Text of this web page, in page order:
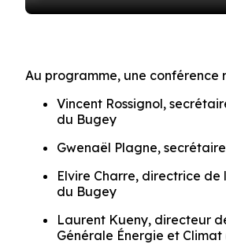
Au programme, une conférence
Vincent Rossignol,
du Bugey
Gwenaël Plagne,
Elvire Charre, directrice de
du Bugey
Laurent Kueny, directeur
Générale Énergie et Climat